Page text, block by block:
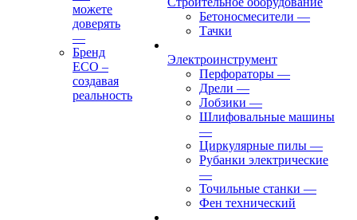
можете
доверять
—
Бренд
ECO –
создавая
реальность
Бетоносмесители —
Тачки
Электроинструмент
Перфораторы —
Дрели —
Лобзики —
Шлифовальные машины
—
Циркулярные пилы —
Рубанки электрические
—
Точильные станки —
Фен технический